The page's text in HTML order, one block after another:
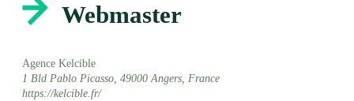
Webmaster
Agence Kelcible
1 Bld Pablo Picasso, 49000 Angers, France
https://kelcible.fr/